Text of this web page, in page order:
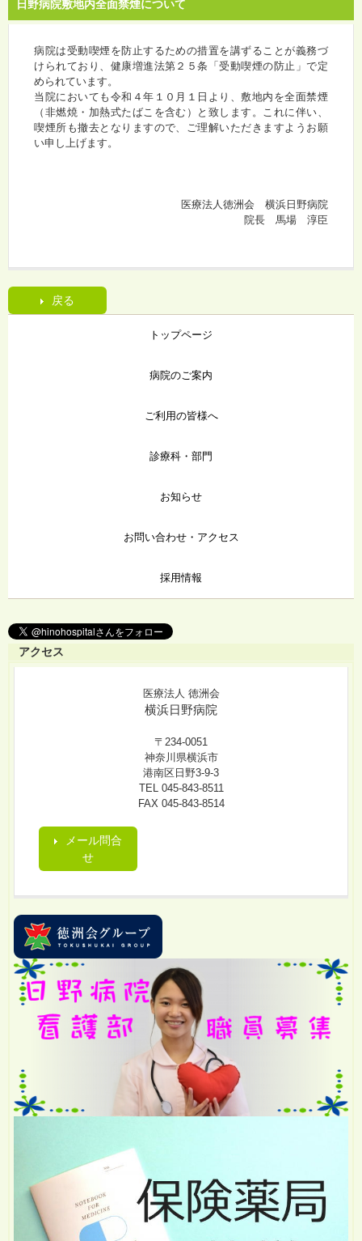
日野病院敷地内全面禁煙について
病院は受動喫煙を防止するための措置を講ずることが義務づ
けられており、健康増進法第２５条「受動喫煙の防止」で定
められています。
当院においても令和４年１０月１日より、敷地内を全面禁煙
（非燃焼・加熱式たばこを含む）と致します。これに伴い、
喫煙所も撤去となりますので、ご理解いただきますようお願
い申し上げます。
医療法人徳洲会 横浜日野病院
院長 馬場 淳臣
戻る
トップページ
病院のご案内
ご利用の皆様へ
診療科・部門
お知らせ
お問い合わせ・アクセス
採用情報
アクセス
医療法人 徳洲会
横浜日野病院
〒234-0051
神奈川県横浜市
港南区日野3-9-3
TEL 045-843-8511
FAX 045-843-8514
メール問合
せ